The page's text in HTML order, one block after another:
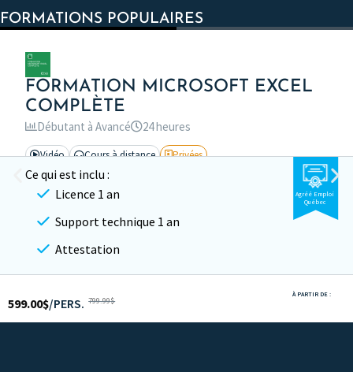
FORMATIONS POPULAIRES
FORMATION MICROSOFT EXCEL
COMPLÈTE
Débutant à Avancé 24 heures
Vidéo Cours à distance Privées
Ce qui est inclu :
Licence 1 an
Support technique 1 an
Attestation
Agréé Emploi
Québec
À PARTIR DE :
799.99$
599.00$/PERS.